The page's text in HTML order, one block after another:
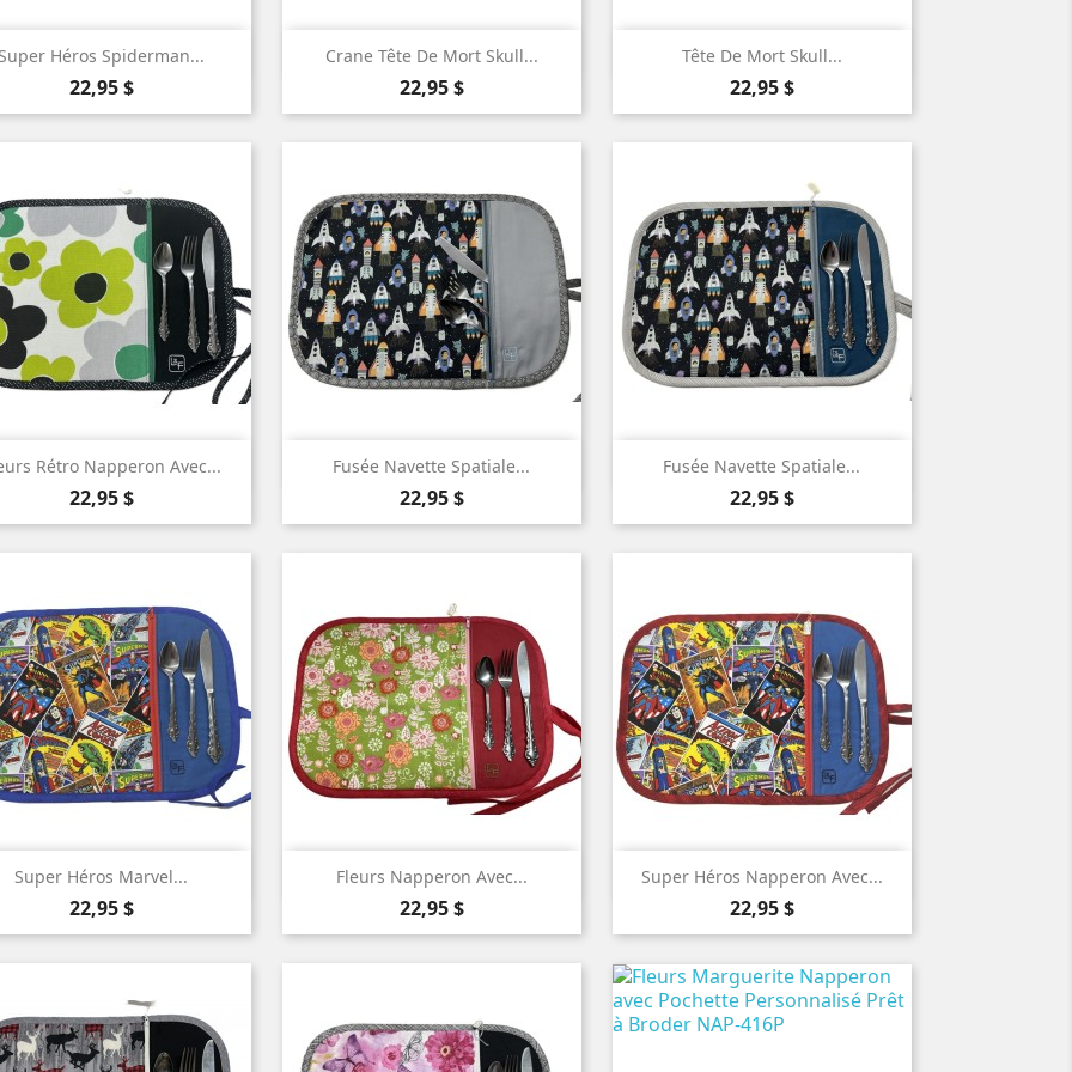
Héros Spiderman...
Prix
22,95 $
 Aperçu rapide Crane Tête De Mort Skull...
Prix
22,95 $
 Aperçu rapide Tête De Mort Skull...
Prix
22,95 $
 Aperçu rapide
Rétro Napperon Avec...
Prix
22,95 $
 Aperçu rapide Fusée Navette Spatiale...
Prix
22,95 $
 Aperçu rapide Fusée Navette Spatiale...
Prix
22,95 $
 Aperçu rapide
Super Héros Marvel...
Prix
22,95 $
 Aperçu rapide Fleurs Napperon Avec...
Prix
22,95 $
 Aperçu rapide Super Héros Napperon Avec...
Prix
22,95 $
 Aperçu rapide